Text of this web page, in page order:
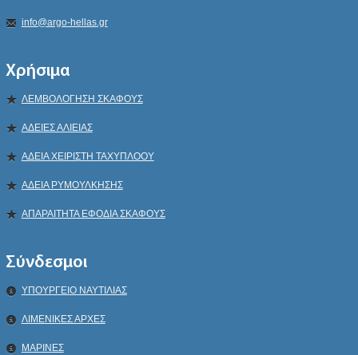
info@argo-hellas.gr
Χρήσιμα
ΛΕΜΒΟΛΟΓΗΣΗ ΣΚΑΦΟΥΣ
ΑΔΕΙΕΣ ΑΛΙΕΙΑΣ
ΑΔΕΙΑ ΧΕΙΡΙΣΤΗ ΤΑΧΥΠΛΟΟΥ
ΑΔΕΙΑ ΡΥΜΟΥΛΚΗΣΗΣ
ΑΠΑΡΑΙΤΗΤΑ ΕΦΟΔΙΑ ΣΚΑΦΟΥΣ
Σύνδεσμοι
ΥΠΟΥΡΓΕΙΟ ΝΑΥΤΙΛΙΑΣ
ΛΙΜΕΝΙΚΕΣ ΑΡΧΕΣ
ΜΑΡΙΝΕΣ